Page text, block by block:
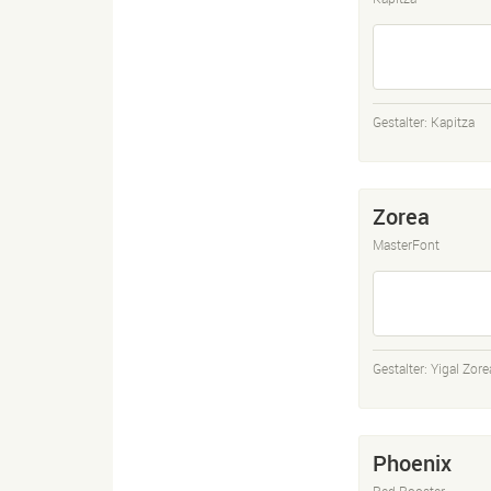
Gestalter: Kapitza
Zorea
MasterFont
Gestalter: Yigal
Phoenix